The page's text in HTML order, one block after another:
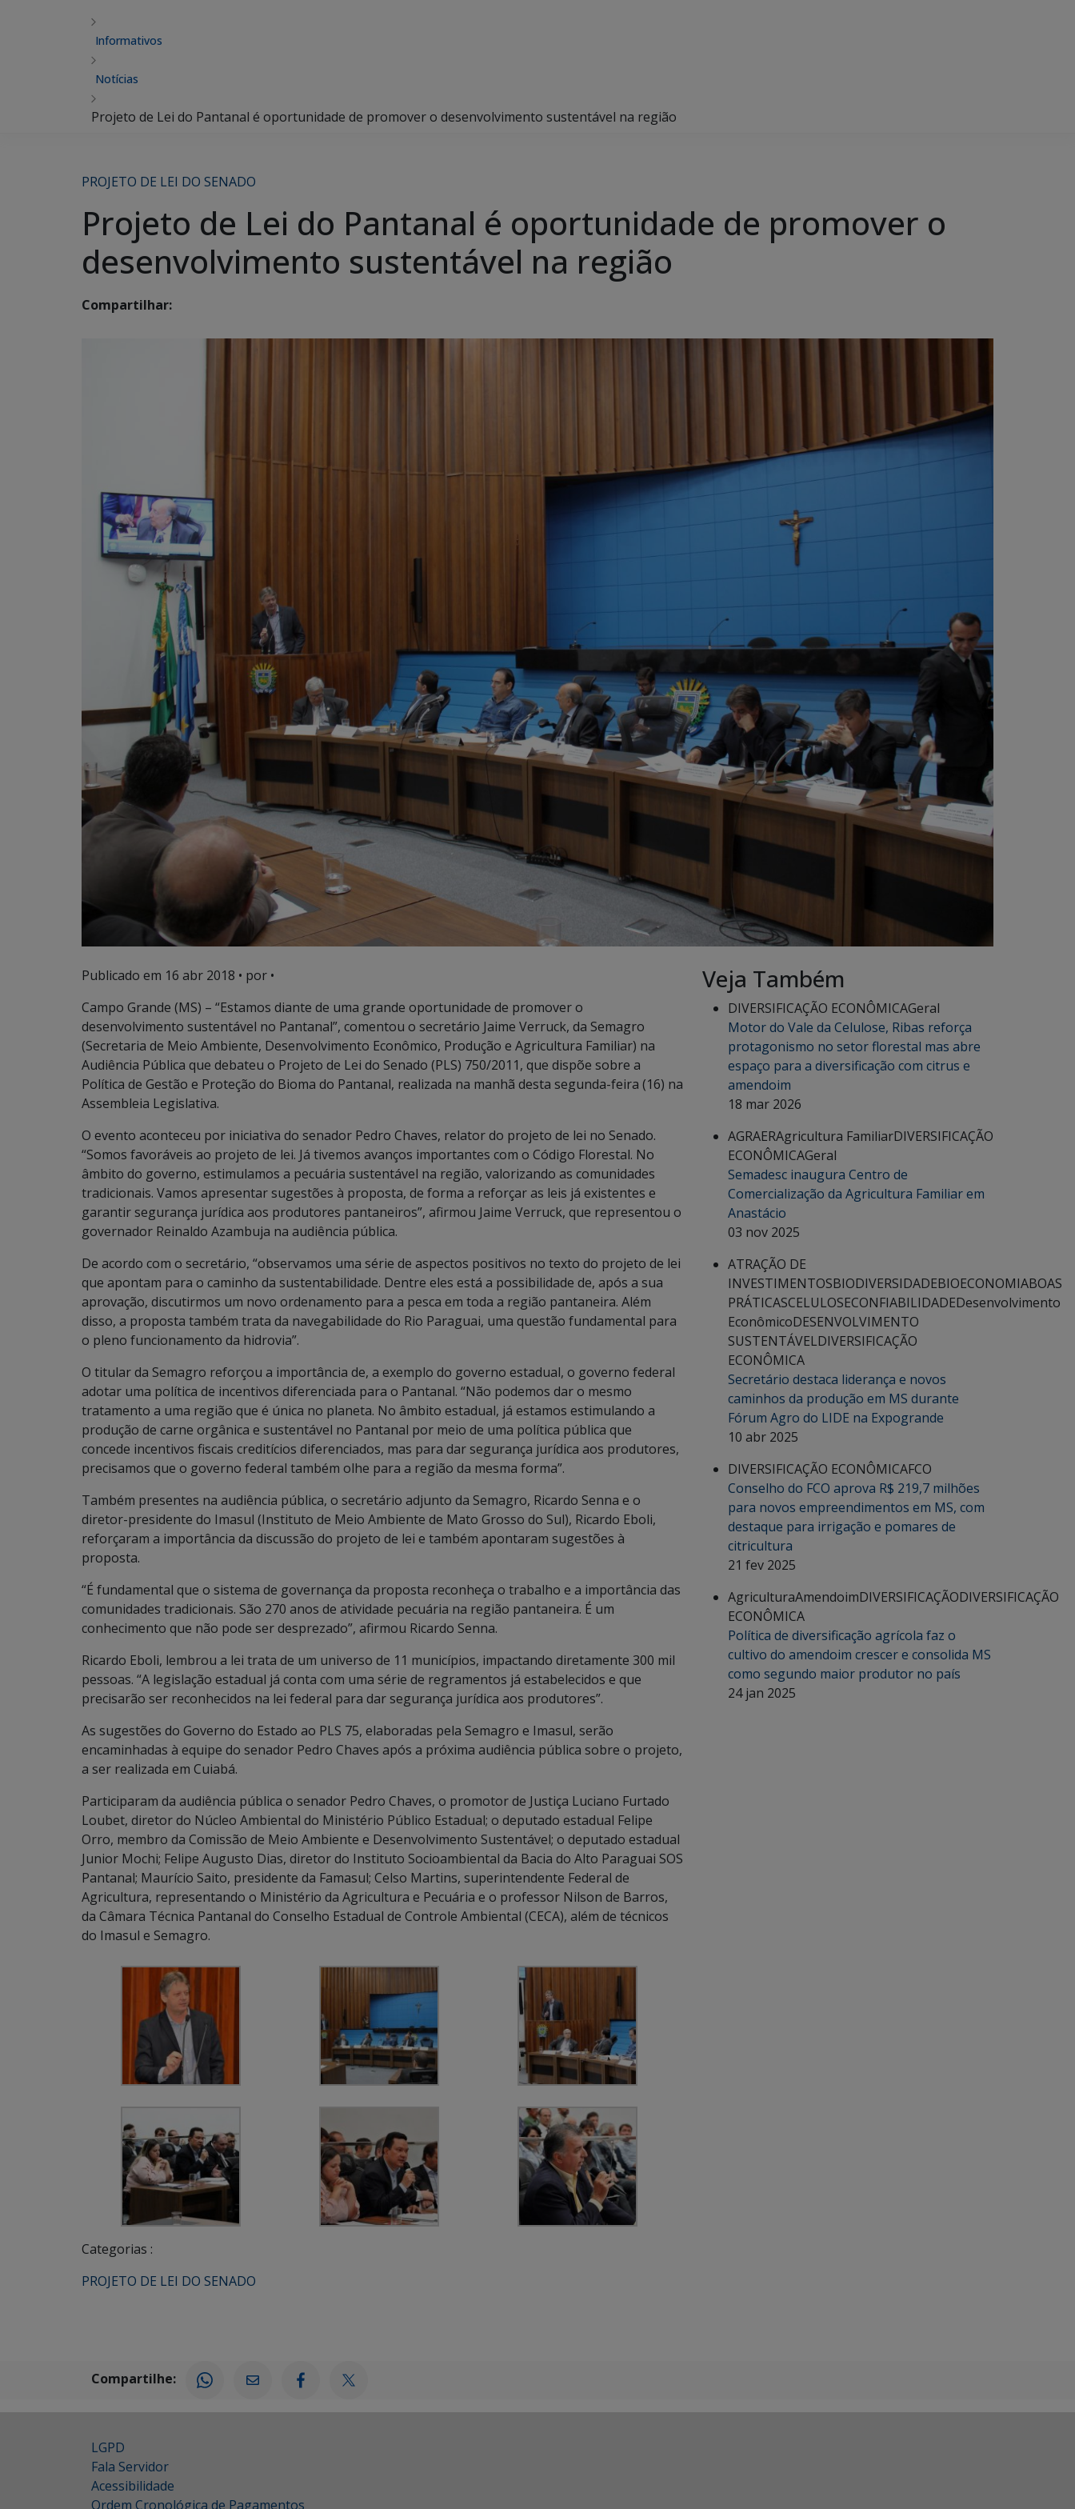
Informativos
Notícias
Projeto de Lei do Pantanal é oportunidade de promover o desenvolvimento sustentável na região
PROJETO DE LEI DO SENADO
Projeto de Lei do Pantanal é oportunidade de promover o
desenvolvimento sustentável na região
Compartilhar:
Publicado em 16 abr 2018 • por •
Campo Grande (MS) – “Estamos diante de uma grande oportunidade de promover o
desenvolvimento sustentável no Pantanal”, comentou o secretário Jaime Verruck, da Semagro
(Secretaria de Meio Ambiente, Desenvolvimento Econômico, Produção e Agricultura Familiar) na
Audiência Pública que debateu o Projeto de Lei do Senado (PLS) 750/2011, que dispõe sobre a
Política de Gestão e Proteção do Bioma do Pantanal, realizada na manhã desta segunda-feira (16) na
Assembleia Legislativa.
O evento aconteceu por iniciativa do senador Pedro Chaves, relator do projeto de lei no Senado.
“Somos favoráveis ao projeto de lei. Já tivemos avanços importantes com o Código Florestal. No
âmbito do governo, estimulamos a pecuária sustentável na região, valorizando as comunidades
tradicionais. Vamos apresentar sugestões à proposta, de forma a reforçar as leis já existentes e
garantir segurança jurídica aos produtores pantaneiros”, afirmou Jaime Verruck, que representou o
governador Reinaldo Azambuja na audiência pública.
De acordo com o secretário, “observamos uma série de aspectos positivos no texto do projeto de lei
que apontam para o caminho da sustentabilidade. Dentre eles está a possibilidade de, após a sua
aprovação, discutirmos um novo ordenamento para a pesca em toda a região pantaneira. Além
disso, a proposta também trata da navegabilidade do Rio Paraguai, uma questão fundamental para
o pleno funcionamento da hidrovia”.
O titular da Semagro reforçou a importância de, a exemplo do governo estadual, o governo federal
adotar uma política de incentivos diferenciada para o Pantanal. “Não podemos dar o mesmo
tratamento a uma região que é única no planeta. No âmbito estadual, já estamos estimulando a
produção de carne orgânica e sustentável no Pantanal por meio de uma política pública que
concede incentivos fiscais creditícios diferenciados, mas para dar segurança jurídica aos produtores,
precisamos que o governo federal também olhe para a região da mesma forma”.
Também presentes na audiência pública, o secretário adjunto da Semagro, Ricardo Senna e o
diretor-presidente do Imasul (Instituto de Meio Ambiente de Mato Grosso do Sul), Ricardo Eboli,
reforçaram a importância da discussão do projeto de lei e também apontaram sugestões à
proposta.
“É fundamental que o sistema de governança da proposta reconheça o trabalho e a importância das
comunidades tradicionais. São 270 anos de atividade pecuária na região pantaneira. É um
conhecimento que não pode ser desprezado”, afirmou Ricardo Senna.
Ricardo Eboli, lembrou a lei trata de um universo de 11 municípios, impactando diretamente 300 mil
pessoas. “A legislação estadual já conta com uma série de regramentos já estabelecidos e que
precisarão ser reconhecidos na lei federal para dar segurança jurídica aos produtores”.
As sugestões do Governo do Estado ao PLS 75, elaboradas pela Semagro e Imasul, serão
encaminhadas à equipe do senador Pedro Chaves após a próxima audiência pública sobre o projeto,
a ser realizada em Cuiabá.
Participaram da audiência pública o senador Pedro Chaves, o promotor de Justiça Luciano Furtado
Loubet, diretor do Núcleo Ambiental do Ministério Público Estadual; o deputado estadual Felipe
Orro, membro da Comissão de Meio Ambiente e Desenvolvimento Sustentável; o deputado estadual
Junior Mochi; Felipe Augusto Dias, diretor do Instituto Socioambiental da Bacia do Alto Paraguai SOS
Pantanal; Maurício Saito, presidente da Famasul; Celso Martins, superintendente Federal de
Agricultura, representando o Ministério da Agricultura e Pecuária e o professor Nilson de Barros,
da Câmara Técnica Pantanal do Conselho Estadual de Controle Ambiental (CECA), além de técnicos
do Imasul e Semagro.
Categorias :
PROJETO DE LEI DO SENADO
Veja Também
DIVERSIFICAÇÃO ECONÔMICAGeral
Motor do Vale da Celulose, Ribas reforça
protagonismo no setor florestal mas abre
espaço para a diversificação com citrus e
amendoim
18 mar 2026
AGRAERAgricultura FamiliarDIVERSIFICAÇÃO
ECONÔMICAGeral
Semadesc inaugura Centro de
Comercialização da Agricultura Familiar em
Anastácio
03 nov 2025
ATRAÇÃO DE
INVESTIMENTOSBIODIVERSIDADEBIOECONOMIABOAS
PRÁTICASCELULOSECONFIABILIDADEDesenvolvimento
EconômicoDESENVOLVIMENTO
SUSTENTÁVELDIVERSIFICAÇÃO
ECONÔMICA
Secretário destaca liderança e novos
caminhos da produção em MS durante
Fórum Agro do LIDE na Expogrande
10 abr 2025
DIVERSIFICAÇÃO ECONÔMICAFCO
Conselho do FCO aprova R$ 219,7 milhões
para novos empreendimentos em MS, com
destaque para irrigação e pomares de
citricultura
21 fev 2025
AgriculturaAmendoimDIVERSIFICAÇÃODIVERSIFICAÇÃO
ECONÔMICA
Política de diversificação agrícola faz o
cultivo do amendoim crescer e consolida MS
como segundo maior produtor no país
24 jan 2025
Compartilhe:
LGPD
Fala Servidor
Acessibilidade
Ordem Cronológica de Pagamentos